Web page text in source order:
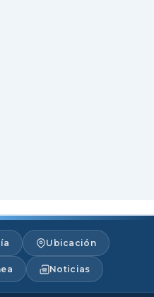
Ubicación
Noticias